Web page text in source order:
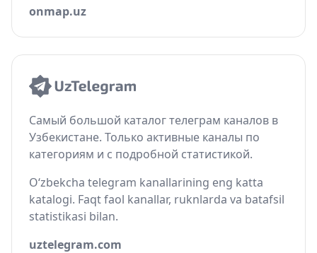
onmap.uz
Самый большой каталог телеграм каналов в
Узбекистане. Только активные каналы по
категориям и с подробной статистикой.
O‘zbekcha telegram kanallarining eng katta
katalogi. Faqt faol kanallar, ruknlarda va batafsil
statistikasi bilan.
uztelegram.com